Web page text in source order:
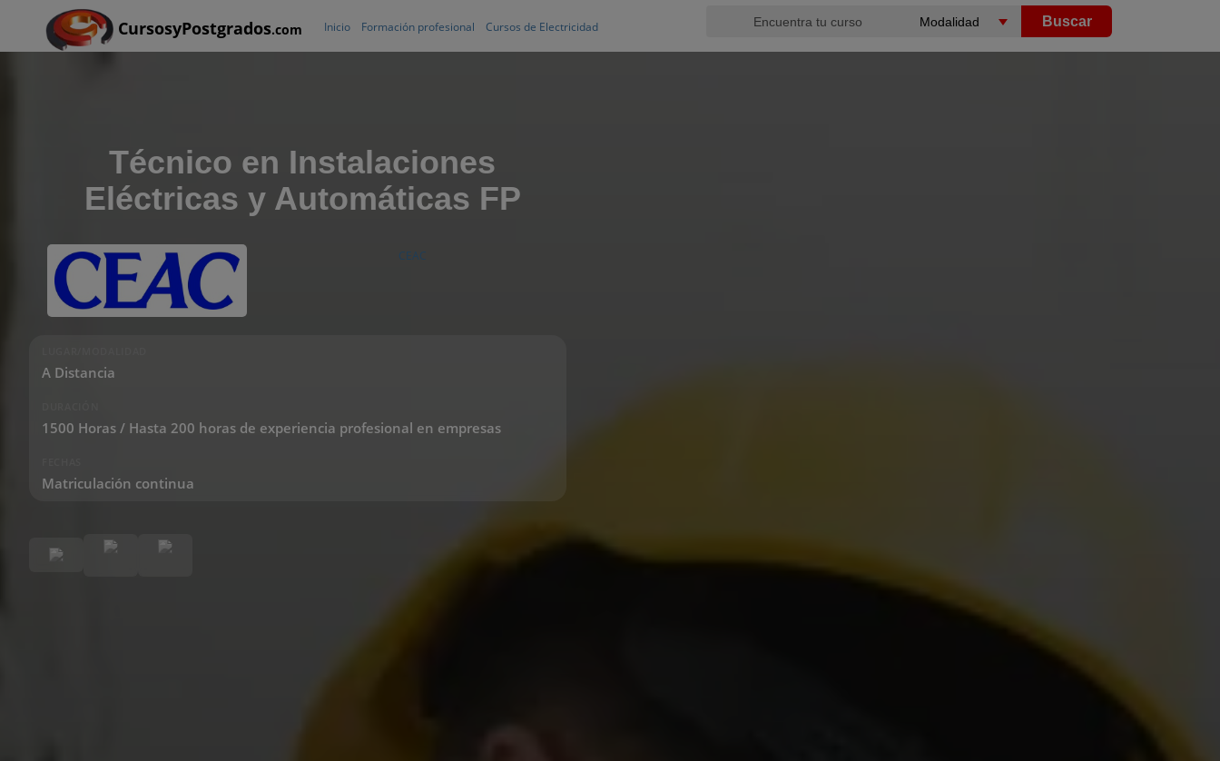
CursosyPostgrados.com Buscar
Inicio Formación profesional Cursos de Electricidad
Técnico en Instalaciones
Eléctricas y Automáticas FP
CEAC
A Distancia
1500 Horas / Hasta 200 horas de experiencia profesional en empresas
Matriculación continua